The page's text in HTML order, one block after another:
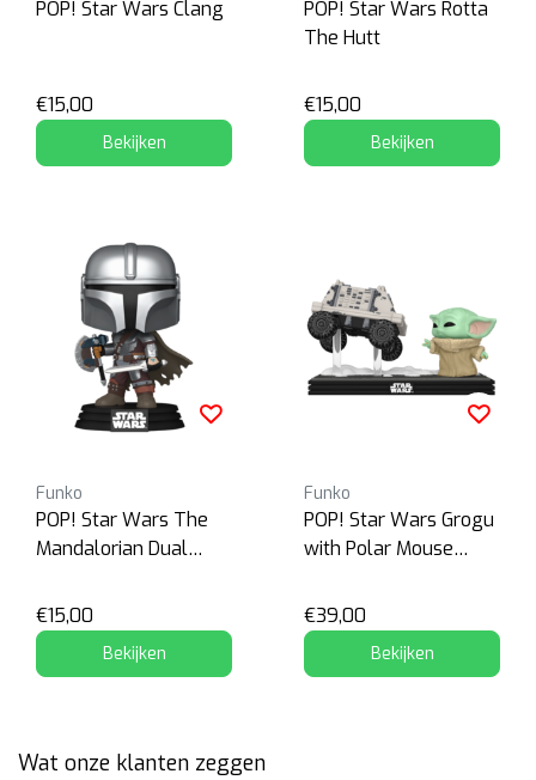
POP! Star Wars Clang
€15,00
Bekijken
POP! Star Wars Rotta
The Hutt
€15,00
Bekijken
Funko
POP! Star Wars The
Mandalorian Dual
€15,00
Bekijken
Funko
POP! Star Wars Grogu
with Polar Mouse
€39,00
Bekijken
Wat onze klanten zeggen